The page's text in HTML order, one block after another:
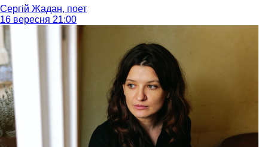
Сергій Жадан, поет
16 вересня 21:00